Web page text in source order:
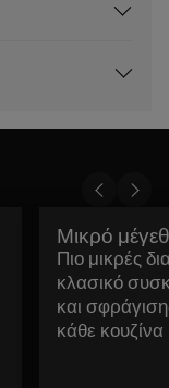
Μικρό
Πιο μικρές
κλασικό
και
κάθε κουζίνα